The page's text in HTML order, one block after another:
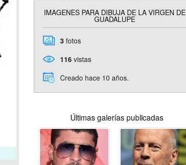
IMAGENES PARA DIBUJA DE LA VIRGEN DE
GUADALUPE
3 fotos
116 vistas
Creado hace 10 años.
Últimas galerías publicadas